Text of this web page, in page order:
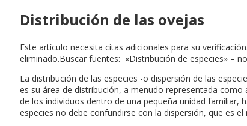
Distribución de las ovejas
Este artículo necesita citas adicionales para su
eliminado.Buscar fuentes: «Distribución de especies» –
La distribución de las especies -o dispersión de las
es su área de distribución, a menudo representada
de los individuos dentro de una pequeña unidad familiar,
especies no debe confundirse con la dispersión, que es